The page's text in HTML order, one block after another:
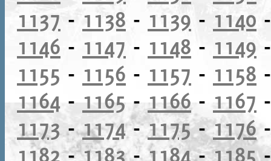
1137 - 1138 - 1139 - 1140
1146 - 1147 - 1148 - 1149
1155 - 1156 - 1157 - 1158
1164 - 1165 - 1166- 1167
1173-1174-1175-1176
1182-1183-1184-1185